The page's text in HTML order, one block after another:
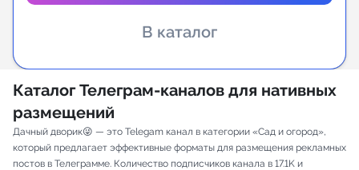
В каталог
Каталог Телеграм-каналов для нативных
размещений
Дачный дворик😜 — это Telegam канал в категории «Сад и огород»,
который предлагает эффективные форматы для размещения рекламных
постов в Телеграмме. Количество подписчиков канала в 17.1K и